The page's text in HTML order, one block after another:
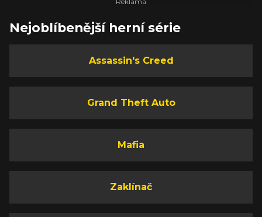
Nejoblíbenější herní série
Assassin's Creed
Grand Theft Auto
Mafia
Zaklínač